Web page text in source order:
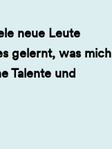
neue Leute
gelernt, was mich
Talente und